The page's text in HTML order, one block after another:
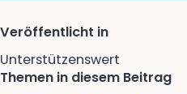
Veröffentlicht in
Unterstützenswert
Themen in diesem Beitrag